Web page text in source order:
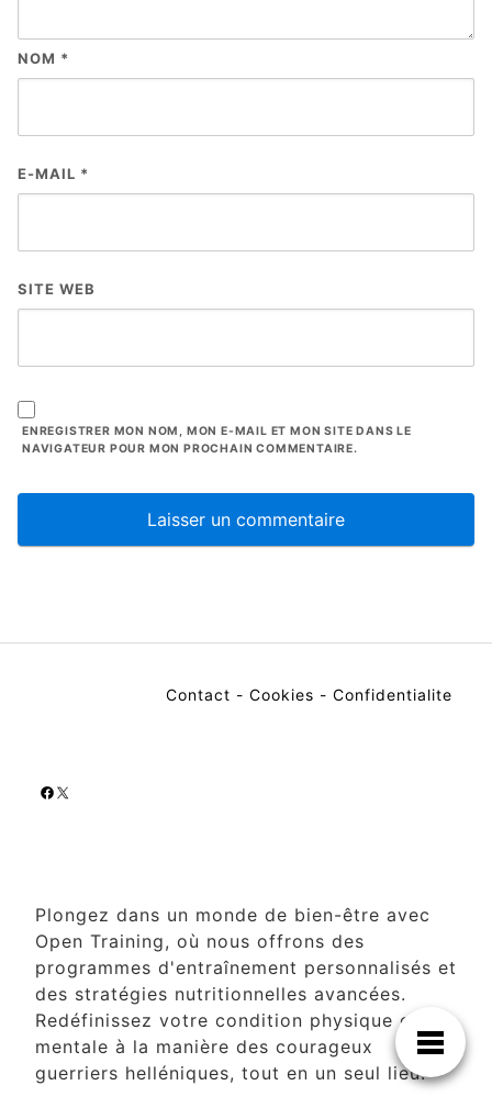
NOM *
E-MAIL *
SITE WEB
ENREGISTRER MON NOM, MON E-MAIL ET MON SITE DANS LE
NAVIGATEUR POUR MON PROCHAIN COMMENTAIRE.
Contact - Cookies - Confidentialite
Facebook
X
Plongez dans un monde de bien-être avec
Open Training, où nous offrons des
programmes d'entraînement personnalisés et
des stratégies nutritionnelles avancées.
Redéfinissez votre condition physique et
mentale à la manière des courageux
guerriers helléniques, tout en un seul lieu.